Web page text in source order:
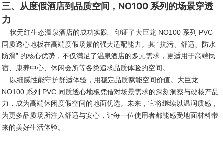
三、从度假酒店到品质空间，NO100 系列的场景穿透
力
状元红生态温泉酒店的成功实践，印证了大巨龙 NO100 系列 PVC
同质透心地板在高端度假场景的强大适配能力。其 “抗污、舒适、防水
防滑” 的核心优势，不仅满足了温泉酒店的多元需求，更适用于高端民
宿、康养中心、休闲会所等各类追求品质体验的空间。
以细腻性能守护舒适体验，用稳定品质赋能空间价值。大巨龙
NO100 系列 PVC 同质透心地板凭借对场景需求的深刻洞察与硬核产品
力，成为高端休闲度假空间的地面优选。未来，它将继续以温润质感，
为更多品质场所注入舒适与安心，让每一位使用者都能感受地面材料带
来的美好生活体验。